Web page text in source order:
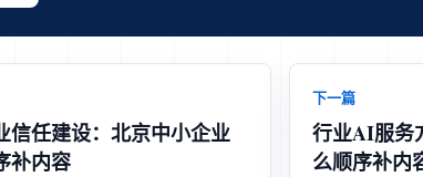
信任建设：北京中小企业
补内容
下一篇
行业AI服务
么顺序补内